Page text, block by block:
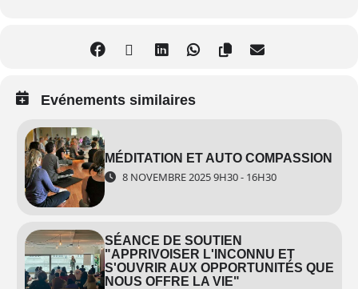
ancrer dans l’instant présent. Tout en profitant de la douceur et des
bienfaits d’unenvironnement naturel
Développer des qualités essentielles
Cultivez l’attention, la bienveillance et l’acceptation. Pour enrichir votre
relation à vous-même et aux autres dans votre quotidien.
Evénements similaires
MÉDITATION ET AUTO COMPASSION
8 NOVEMBRE 2025 9H30 - 16H30
SÉANCE DE SOUTIEN
"APPRIVOISER L'INCONNU ET
S'OUVRIR AUX OPPORTUNITÉS QUE
NOUS OFFRE LA VIE"